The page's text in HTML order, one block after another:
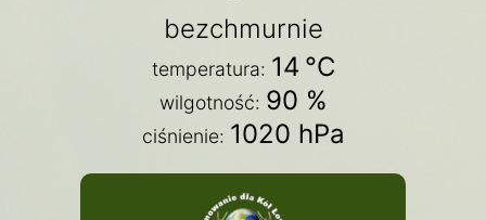
bezchmurnie
temperatura: 14 °C
wilgotność: 90 %
ciśnienie: 1020 hPa